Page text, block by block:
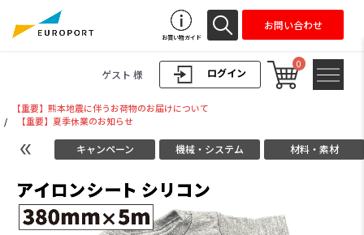
ログイン
ゲスト 様
0
お買い物ガイド
お問い合わせ
【重要】熊本地震に伴うお荷物のお届けについて
/
【重要】夏季休業のお知らせ
キャンペーン 機械・システム 材料・素材